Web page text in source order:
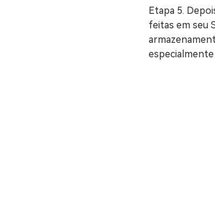
Etapa 5.
feitas em seu